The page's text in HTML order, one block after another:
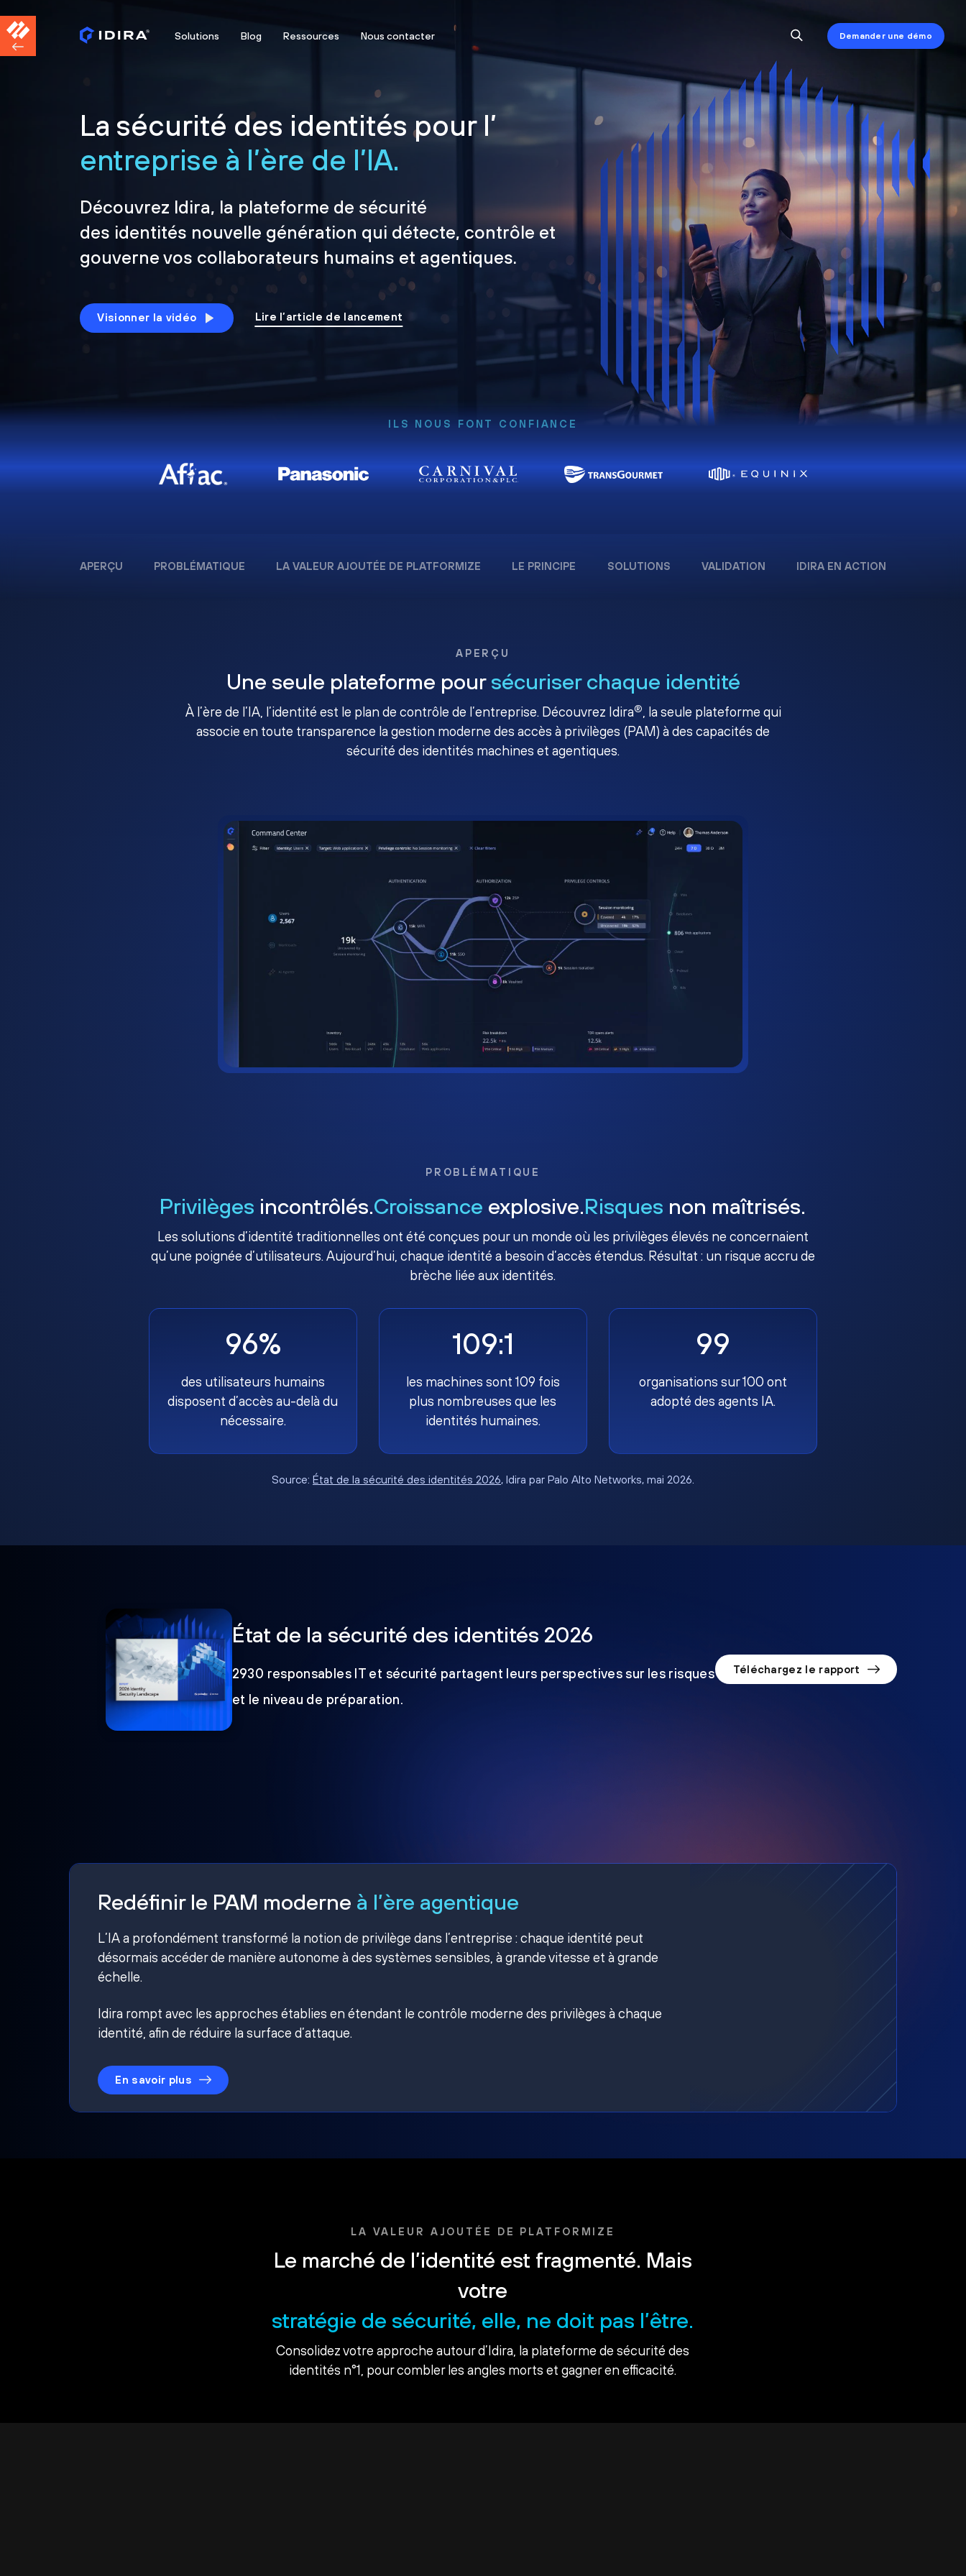
Solutions Blog Ressources Nous contacter Demander une démo
La sécurité des identités pour l’
entreprise à l’ère de l’IA.
Découvrez Idira, la plateforme de sécurité
des identités nouvelle génération qui détecte, contrôle et
gouverne vos collaborateurs humains et agentiques.
Visionner la vidéo Lire l’article de lancement
ILS NOUS FONT CONFIANCE
APERÇU PROBLÉMATIQUE LA VALEUR AJOUTÉE DE PLATFORMIZE LE PRINCIPE SOLUTIONS VALIDATION IDIRA EN ACTION
APERÇU
Une seule plateforme pour sécuriser chaque identité
À l’ère de l’IA, l’identité est le plan de contrôle de l’entreprise. Découvrez Idira®, la seule plateforme qui
associe en toute transparence la gestion moderne des accès à privilèges (PAM) à des capacités de
sécurité des identités machines et agentiques.
PROBLÉMATIQUE
Privilèges incontrôlés.Croissance explosive.Risques non maîtrisés.
Les solutions d’identité traditionnelles ont été conçues pour un monde où les privilèges élevés ne concernaient
qu’une poignée d’utilisateurs. Aujourd’hui, chaque identité a besoin d’accès étendus. Résultat : un risque accru de
brèche liée aux identités.
96%
des utilisateurs humains
disposent d’accès au-delà du
nécessaire.
109:1
les machines sont 109 fois
plus nombreuses que les
identités humaines.
99
organisations sur 100 ont
adopté des agents IA.
Source: État de la sécurité des identités 2026, Idira par Palo Alto Networks, mai 2026.
État de la sécurité des identités 2026
2930 responsables IT et sécurité partagent leurs perspectives sur les risques
et le niveau de préparation.
Téléchargez le rapport
Redéfinir le PAM moderne à l’ère agentique
L’IA a profondément transformé la notion de privilège dans l’entreprise : chaque identité peut
désormais accéder de manière autonome à des systèmes sensibles, à grande vitesse et à grande
échelle.
Idira rompt avec les approches établies en étendant le contrôle moderne des privilèges à chaque
identité, afin de réduire la surface d’attaque.
En savoir plus
LA VALEUR AJOUTÉE DE PLATFORMIZE
Le marché de l’identité est fragmenté. Mais
votre
stratégie de sécurité, elle, ne doit pas l’être.
Consolidez votre approche autour d’Idira, la plateforme de sécurité des
identités n°1, pour combler les angles morts et gagner en efficacité.